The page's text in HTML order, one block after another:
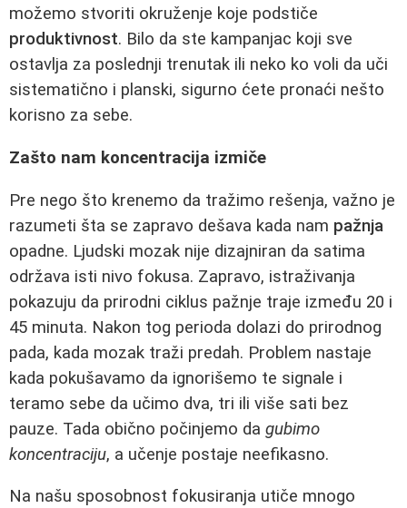
možemo stvoriti okruženje koje podstiče
produktivnost. Bilo da ste kampanjac koji sve
ostavlja za poslednji trenutak ili neko ko voli da uči
sistematično i planski, sigurno ćete pronaći nešto
korisno za sebe.
Zašto nam koncentracija izmiče
Pre nego što krenemo da tražimo rešenja, važno je
razumeti šta se zapravo dešava kada nam pažnja
opadne. Ljudski mozak nije dizajniran da satima
održava isti nivo fokusa. Zapravo, istraživanja
pokazuju da prirodni ciklus pažnje traje između 20 i
45 minuta. Nakon tog perioda dolazi do prirodnog
pada, kada mozak traži predah. Problem nastaje
kada pokušavamo da ignorišemo te signale i
teramo sebe da učimo dva, tri ili više sati bez
pauze. Tada obično počinjemo da gubimo
koncentraciju, a učenje postaje neefikasno.
Na našu sposobnost fokusiranja utiče mnogo